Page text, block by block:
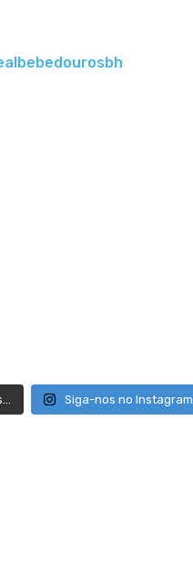
Siga-nos no Instagram